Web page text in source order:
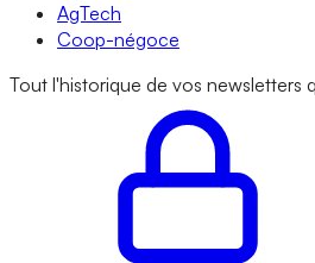
AgTech
Coop-négoce
Tout l'historique de vos newsletters